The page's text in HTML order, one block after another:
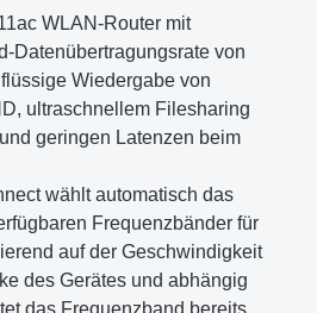
WLAN-Router mit
Datenübertragungsrate von
Wiedergabe von
ultraschnellem Filesharing
geringen Latenzen beim
wählt automatisch das
Frequenzbänder für
auf der Geschwindigkeit
des Gerätes und abhängig